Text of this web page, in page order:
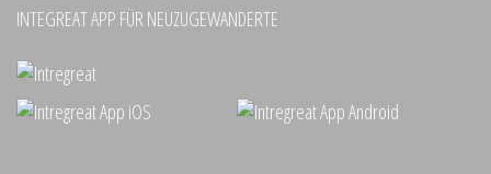
INTEGREAT APP FÜR NEUZUGEWANDERTE